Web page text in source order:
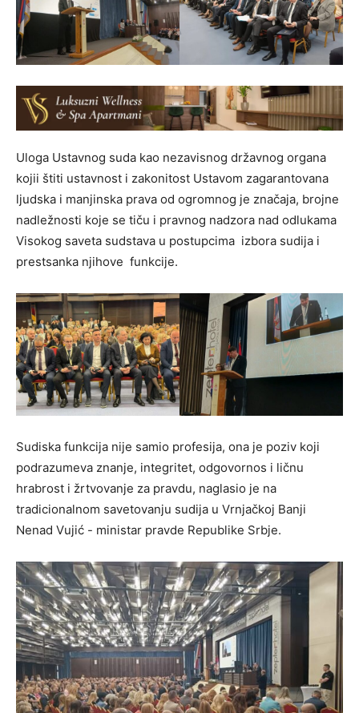
Uloga Ustavnog suda kao nezavisnog državnog organa
kojii štiti ustavnost i zakonitost Ustavom zagarantovana
ljudska i manjinska prava od ogromnog je značaja, brojne
nadležnosti koje se tiču i pravnog nadzora nad odlukama
Visokog saveta sudstava u postupcima izbora sudija i
prestsanka njihove funkcije.
Sudiska funkcija nije samio profesija, ona je poziv koji
podrazumeva znanje, integritet, odgovornos i ličnu
hrabrost i žrtvovanje za pravdu, naglasio je na
tradicionalnom savetovanju sudija u Vrnjačkoj Banji
Nenad Vujić - ministar pravde Republike Srbje.